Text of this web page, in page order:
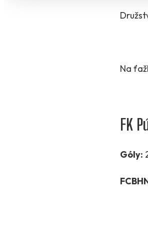
Na
FK
Góly: